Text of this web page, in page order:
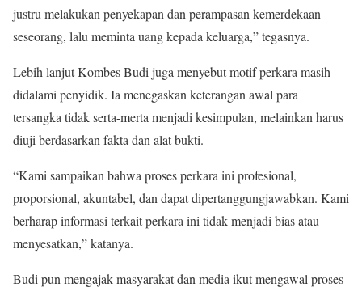
justru melakukan penyekapan dan perampasan kemerdekaan
seseorang, lalu meminta uang kepada keluarga,” tegasnya.
Lebih lanjut Kombes Budi juga menyebut motif perkara masih
didalami penyidik. Ia menegaskan keterangan awal para
tersangka tidak serta-merta menjadi kesimpulan, melainkan harus
diuji berdasarkan fakta dan alat bukti.
“Kami sampaikan bahwa proses perkara ini profesional,
proporsional, akuntabel, dan dapat dipertanggungjawabkan. Kami
berharap informasi terkait perkara ini tidak menjadi bias atau
menyesatkan,” katanya.
Budi pun mengajak masyarakat dan media ikut mengawal proses